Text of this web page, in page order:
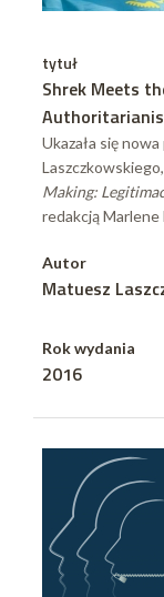
tytuł
Shrek Meets
Ukazała się
Making:
redakcją Marlene
Autor
Matuesz
Rok wydania
2016